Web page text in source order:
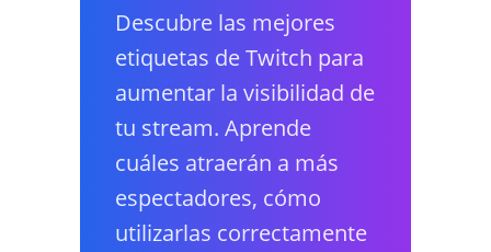
Descubre las mejores
etiquetas de Twitch para
aumentar la visibilidad de
tu stream. Aprende
cuáles atraerán a más
espectadores, cómo
utilizarlas correctamente